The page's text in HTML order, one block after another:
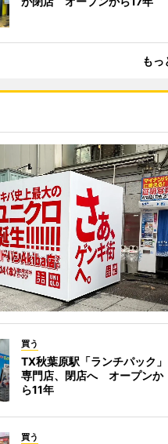
もっ
買う
TX秋葉原駅「ランチパック」
専門店、閉店へ オープンか
ら11年
買う